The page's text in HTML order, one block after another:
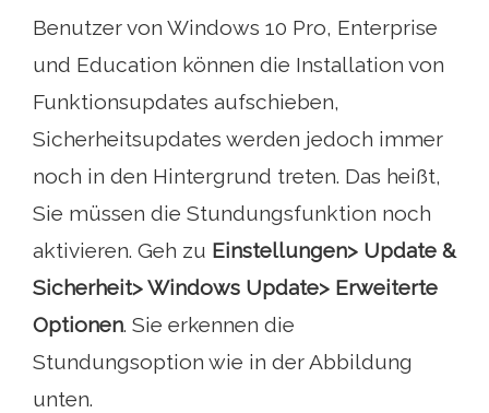
Benutzer von Windows 10 Pro, Enterprise
und Education können die Installation von
Funktionsupdates aufschieben,
Sicherheitsupdates werden jedoch immer
noch in den Hintergrund treten. Das heißt,
Sie müssen die Stundungsfunktion noch
aktivieren. Geh zu Einstellungen> Update &
Sicherheit> Windows Update> Erweiterte
Optionen. Sie erkennen die
Stundungsoption wie in der Abbildung
unten.